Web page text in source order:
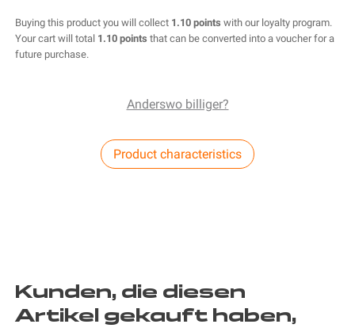
Buying this product you will collect 1.10 points with our loyalty program.
Your cart will total 1.10 points that can be converted into a voucher for a
future purchase.
Anderswo billiger?
Product characteristics
Kunden, die diesen
Artikel gekauft haben,